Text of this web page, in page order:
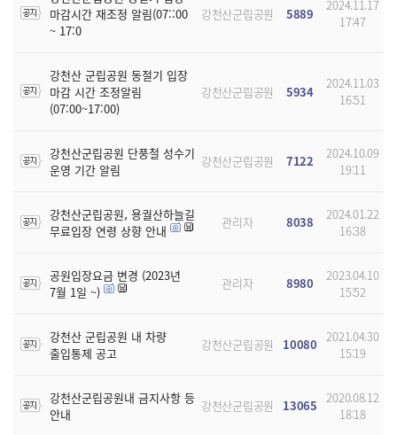
마감시간 재조정 알림(07::00
~ 17:0
강천산군립공원 5889
2024.11.17
17:47
강천산 군립공원 동절기 입장
마감 시간 조정알림
(07:00~17:00)
강천산군립공원 5934
2024.11.03
16:51
강천산군립공원 단풍철 성수기
운영 기간 알림
강천산군립공원 7122
2024.10.09
19:11
강천산군립공원, 용궐산하늘길
무료입장 연령 상향 안내
관리자 8038
2024.01.22
16:38
공원입장요금 변경 (2023년
7월 1일 ~)
관리자 8980
2023.04.10
15:52
강천산 군립공원 내 차량
출입통제 공고
강천산군립공원 10080
2021.04.30
15:19
강천산군립공원내 금지사항 등
안내
강천산군립공원 13065
2020.08.12
18:18